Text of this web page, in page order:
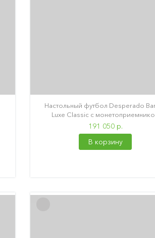
Настольный футбол Desperado
Luxe Classic с
191 050 р.
В корзину